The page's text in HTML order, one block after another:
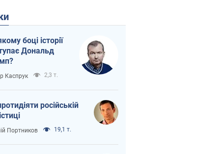
боці історії
Дональд
Каспрук 2,3 т.
російській
Портников 19,1 т.